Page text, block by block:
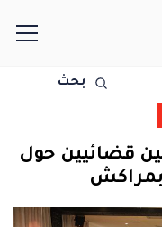
بحث
قضائيين حول
بمراكش